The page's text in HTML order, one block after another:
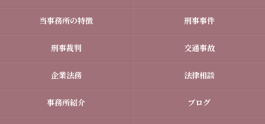
当事務所の特徴 刑事事件
刑事裁判 交通事故
企業法務 法律相談
事務所紹介 ブログ